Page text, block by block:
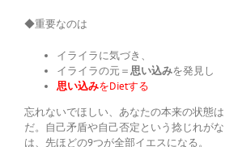
◆重要なのは
イライラに気づき、
イライラの元＝思い込みを発見し
思い込みをDietする
忘れないでほしい、あなたの本来の状態
だ。自己矛盾や自己否定という捻じれが
は、先ほどの9つが全部イエスになる。